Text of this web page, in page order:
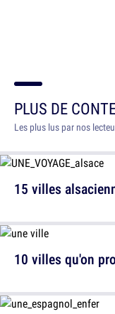
PLUS DE
Les plus lus par nos
15 villes
10 villes qu'on